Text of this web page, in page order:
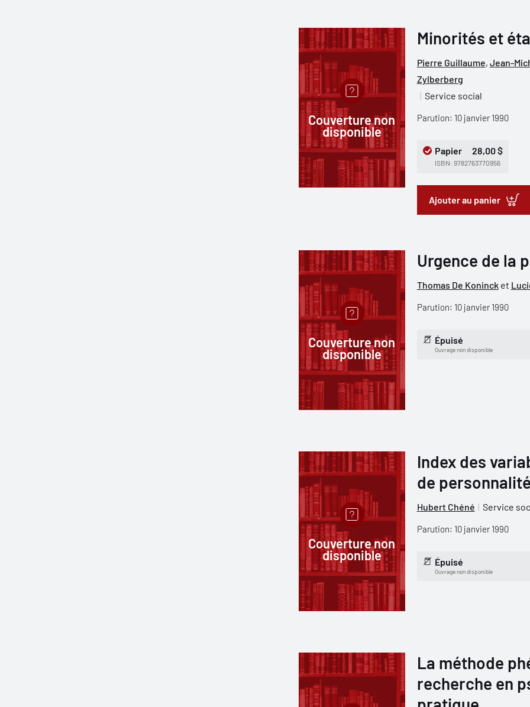
Couverture non
disponible
Minorités et
Pierre Guillaume, Jean-
Zylberberg
Service social
Parution: 10 janvier 1990
Papier 28,00 $
ISBN: 9782763770956
Ajouter au panier
Couverture non
disponible
Urgence de la
Thomas De Konincket
Parution: 10 janvier 1990
Épuisé
Ouvrage non disponible
Couverture non
disponible
Index des
de personnalité
Hubert Chéné Service
Parution: 10 janvier 1990
Épuisé
Ouvrage non disponible
La méthode
recherche en